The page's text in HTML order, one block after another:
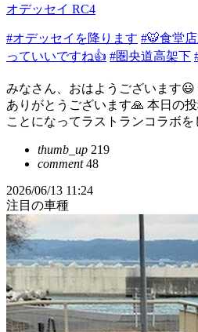
オデッセイ RC4
#オデッセイを降ります #🐯食堂
っていいですね👍 #圏央道高架下
みなさん、おはようございます😃
ありがとうございます🙏 本日の
ことになってラストランコラボ
thumb_up 219
comment48
2026/06/13 11:24
注目の車種